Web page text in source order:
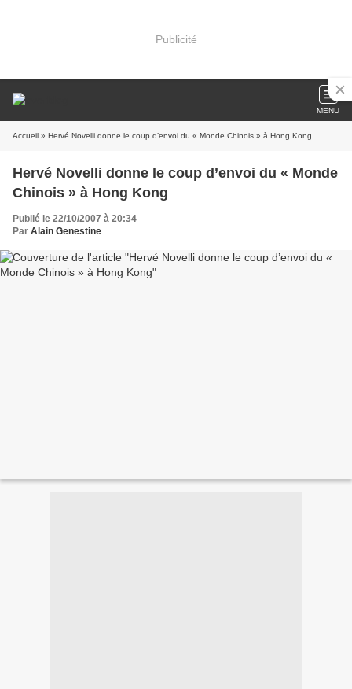
Publicité
MENU
Accueil » Hervé Novelli donne le coup d’envoi du « Monde Chinois » à Hong Kong
Hervé Novelli donne le coup d’envoi du « Monde
Chinois » à Hong Kong
Publié le 22/10/2007 à 20:34
Par Alain Genestine